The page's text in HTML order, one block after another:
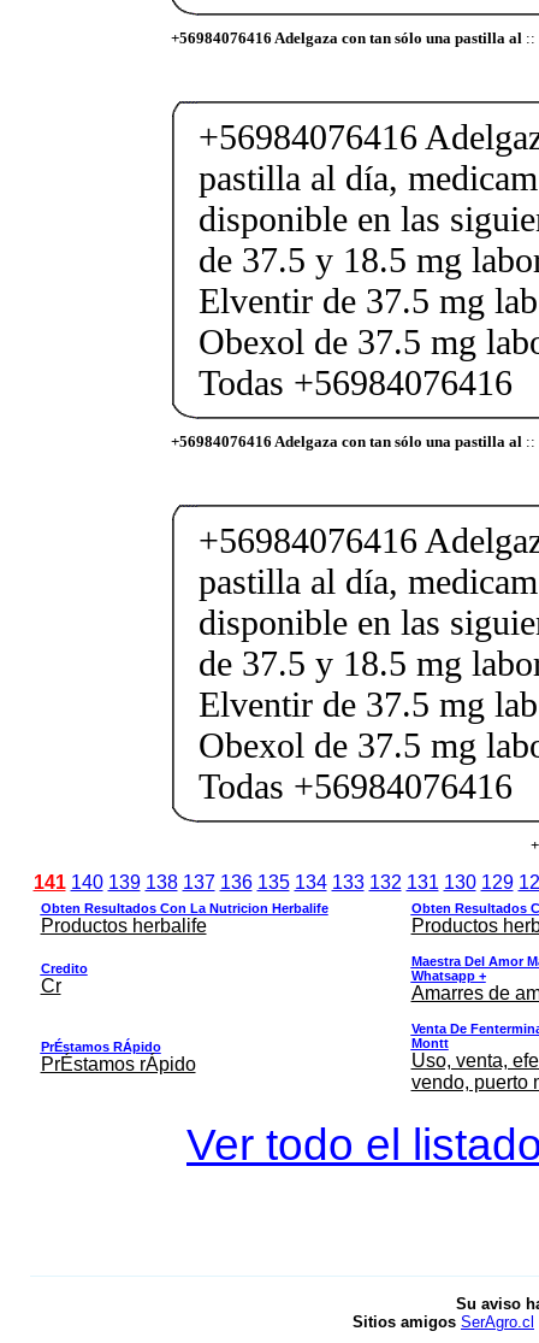
+56984076416 Adelgaza con tan sólo una pastilla al ::
+56984076416
pastilla al día,
disponible en las
de 37.5 y 18.5 mg
Elventir de 37.5 mg
Obexol de 37.5 mg
Todas +56984076416
+56984076416 Adelgaza con tan sólo una pastilla al ::
+56984076416
pastilla al día,
disponible en las
de 37.5 y 18.5 mg
Elventir de 37.5 mg
Obexol de 37.5 mg
Todas +56984076416
141 140 139 138 137 136 135 134 133 132 131 130 129
Obten Resultados Con La Nutricion Herbalife
Productos herbalife
Obten Resultados
Productos
Credito
Cr
Maestra Del Amor
Whatsapp +
Amarres de
PrÉstamos RÁpido
PrÉstamos rÁpido
Venta De
Montt
Uso, venta,
vendo, puerto
Ver todo el
Su aviso
Sitios amigos SerAgro.cl